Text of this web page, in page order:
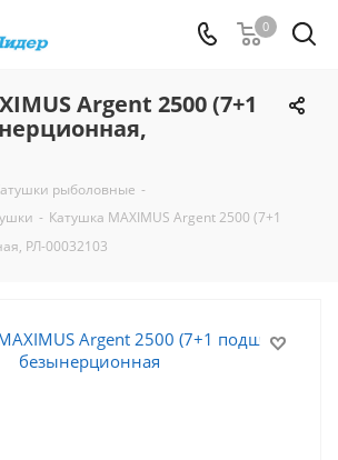
0
Argent 2500 (7+1
рыболовные -
- Катушка MAXIMUS Argent 2500 (7+1
РЛ-00032103